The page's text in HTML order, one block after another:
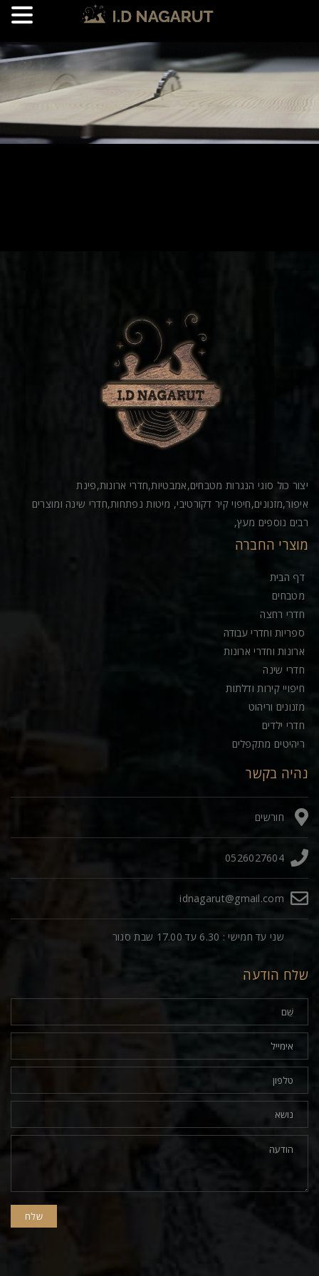
יצור כול סוגי הנגרות מטבחים,אמבטיות,חדרי ארונות,פינת
איפור,מזנונים,חיפוי קיר דקורטיבי, מיטות נפתחות,חדרי שינה ומוצרים
רבים נוספים מעץ,
מוצרי החברה
דף הבית
מטבחים
חדרי רחצה
ספריות וחדרי עבודה
ארונות וחדרי ארונות
חדרי שינה
חיפויי קירות ודלתות
מזנונים וריהוט
חדרי ילדים
ריהיטים מתקפלים
נהיה בקשר
חורשים
0526027604
idnagarut@gmail.com
שני עד חמישי : 6.30 עד 17.00 שבת סגור
שלח הודעה